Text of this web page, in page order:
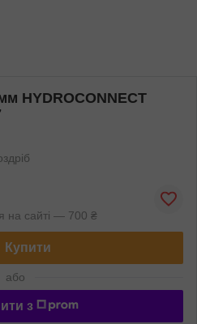
HYDROCONNECT
на сайті — 700 ₴
Купити
або
з